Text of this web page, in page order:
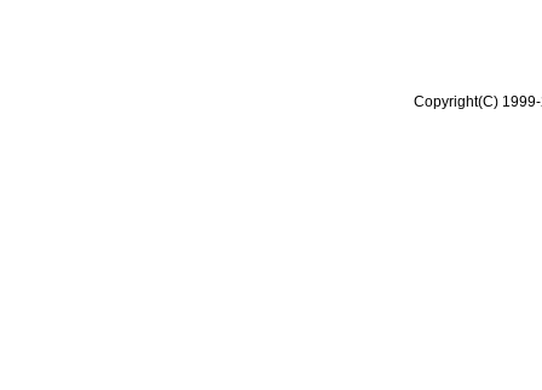
Copyright(C)